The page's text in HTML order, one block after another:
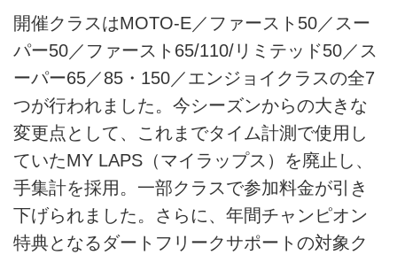
開催クラスはMOTO-E／ファースト50／スー
パー50／ファースト65/110/リミテッド50／ス
ーパー65／85・150／エンジョイクラスの全7
つが行われました。今シーズンからの大きな
変更点として、これまでタイム計測で使用し
ていたMY LAPS（マイラップス）を廃止し、
手集計を採用。一部クラスで参加料金が引き
下げられました。さらに、年間チャンピオン
特典となるダートフリークサポートの対象ク